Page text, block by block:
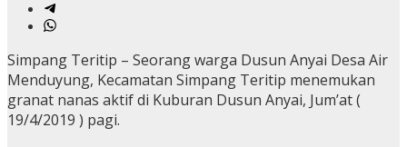
Simpang Teritip – Seorang warga Dusun Anyai Desa Air
Menduyung, Kecamatan Simpang Teritip menemukan
granat nanas aktif di Kuburan Dusun Anyai, Jum’at (
19/4/2019 ) pagi.